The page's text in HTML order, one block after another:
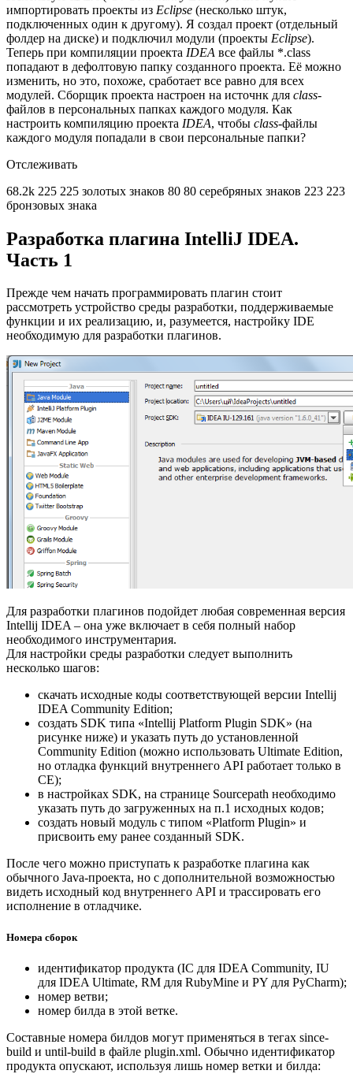
импортировать проекты из Eclipse (несколько штук,
подключенных один к другому). Я создал проект (отдельный
фолдер на диске) и подключил модули (проекты Eclipse).
Теперь при компиляции проекта IDEA все файлы *.class
попадают в дефолтовую папку созданного проекта. Её можно
изменить, но это, похоже, сработает все равно для всех
модулей. Сборщик проекта настроен на источнк для class-
файлов в персональных папках каждого модуля. Как
настроить компиляцию проекта IDEA, чтобы class-файлы
каждого модуля попадали в свои персональные папки?
Отслеживать
68.2k 225 225 золотых знаков 80 80 серебряных знаков 223 223
бронзовых знака
Разработка плагина IntelliJ IDEA.
Часть 1
Прежде чем начать программировать плагин стоит
рассмотреть устройство среды разработки, поддерживаемые
функции и их реализацию, и, разумеется, настройку IDE
необходимую для разработки плагинов.
Для разработки плагинов подойдет любая современная версия
Intellij IDEA – она уже включает в себя полный набор
необходимого инструментария.
Для настройки среды разработки следует выполнить
несколько шагов:
скачать исходные коды соответствующей версии Intellij
IDEA Community Edition;
создать SDK типа «Intellij Platform Plugin SDK» (на
рисунке ниже) и указать путь до установленной
Community Edition (можно использовать Ultimate Edition,
но отладка функций внутреннего API работает только в
CE);
в настройках SDK, на странице Sourcepath необходимо
указать путь до загруженных на п.1 исходных кодов;
создать новый модуль с типом «Platform Plugin» и
присвоить ему ранее созданный SDK.
После чего можно приступать к разработке плагина как
обычного Java-проекта, но с дополнительной возможностью
видеть исходный код внутреннего API и трассировать его
исполнение в отладчике.
Номера сборок
идентификатор продукта (IC для IDEA Community, IU
для IDEA Ultimate, RM для RubyMine и PY для PyCharm);
номер ветви;
номер билда в этой ветке.
Составные номера билдов могут применяться в тегах since-
build и until-build в файле plugin.xml. Обычно идентификатор
продукта опускают, используя лишь номер ветки и билда: